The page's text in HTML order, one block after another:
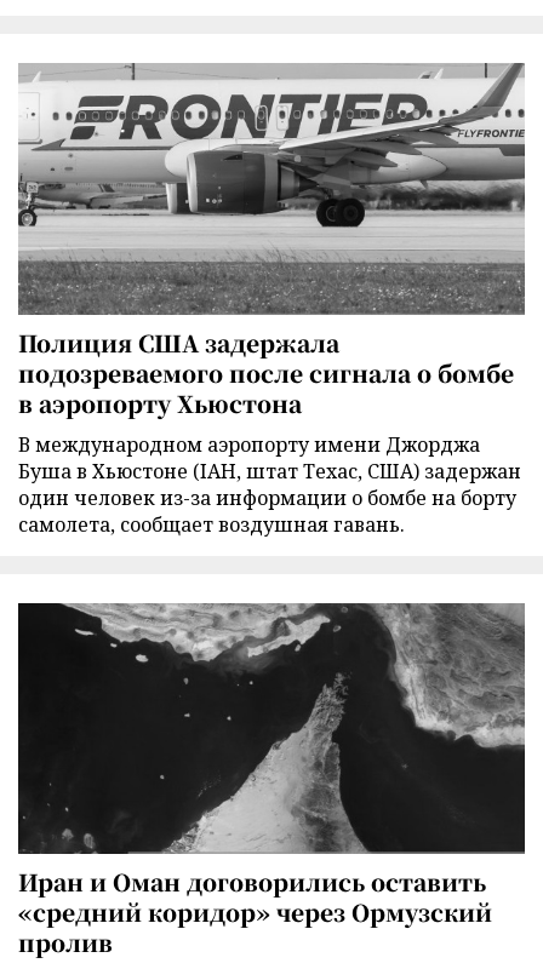
Полиция США задержала
подозреваемого после сигнала о бомбе
в аэропорту Хьюстона
В международном аэропорту имени Джорджа
Буша в Хьюстоне (IAH, штат Техас, США) задержан
один человек из-за информации о бомбе на борту
самолета, сообщает воздушная гавань.
Иран и Оман договорились оставить
«средний коридор» через Ормузский
пролив